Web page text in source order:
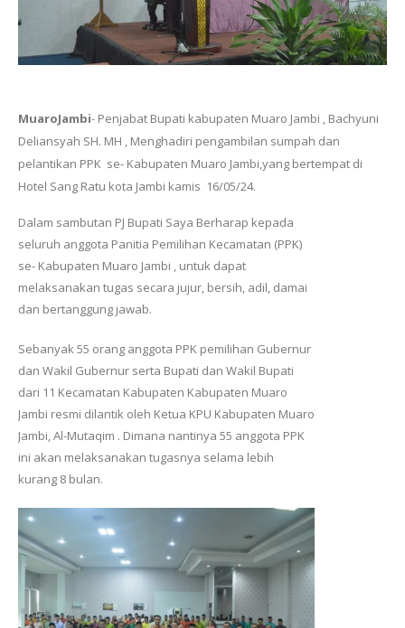
MuaroJambi- Penjabat Bupati kabupaten Muaro Jambi , Bachyuni
Deliansyah SH. MH , Menghadiri pengambilan sumpah dan
pelantikan PPK se- Kabupaten Muaro Jambi,yang bertempat di
Hotel Sang Ratu kota Jambi kamis 16/05/24.
Dalam sambutan PJ Bupati Saya Berharap kepada
seluruh anggota Panitia Pemilihan Kecamatan (PPK)
se- Kabupaten Muaro Jambi , untuk dapat
melaksanakan tugas secara jujur, bersih, adil, damai
dan bertanggung jawab.
Sebanyak 55 orang anggota PPK pemilihan Gubernur
dan Wakil Gubernur serta Bupati dan Wakil Bupati
dari 11 Kecamatan Kabupaten Kabupaten Muaro
Jambi resmi dilantik oleh Ketua KPU Kabupaten Muaro
Jambi, Al-Mutaqim . Dimana nantinya 55 anggota PPK
ini akan melaksanakan tugasnya selama lebih
kurang 8 bulan.